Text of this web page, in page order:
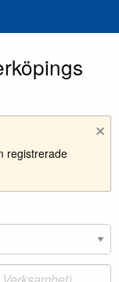
×
registrerade